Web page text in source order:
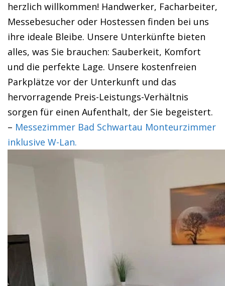
herzlich willkommen! Handwerker, Facharbeiter,
Messebesucher oder Hostessen finden bei uns
ihre ideale Bleibe. Unsere Unterkünfte bieten
alles, was Sie brauchen: Sauberkeit, Komfort
und die perfekte Lage. Unsere kostenfreien
Parkplätze vor der Unterkunft und das
hervorragende Preis-Leistungs-Verhältnis
sorgen für einen Aufenthalt, der Sie begeistert.
– Messezimmer Bad Schwartau Monteurzimmer
inklusive W-Lan.